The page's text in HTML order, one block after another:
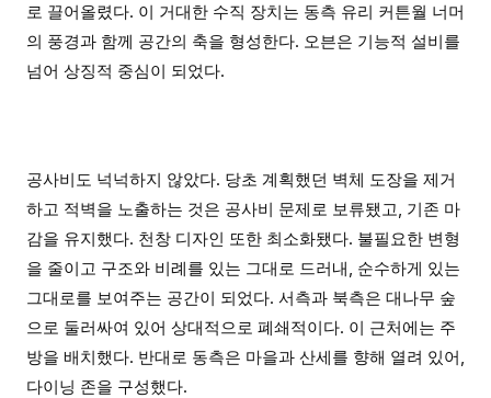
로 끌어올렸다. 이 거대한 수직 장치는 동측 유리 커튼월 너머
의 풍경과 함께 공간의 축을 형성한다. 오븐은 기능적 설비를
넘어 상징적 중심이 되었다.
공사비도 넉넉하지 않았다. 당초 계획했던 벽체 도장을 제거
하고 적벽을 노출하는 것은 공사비 문제로 보류됐고, 기존 마
감을 유지했다. 천창 디자인 또한 최소화됐다. 불필요한 변형
을 줄이고 구조와 비례를 있는 그대로 드러내, 순수하게 있는
그대로를 보여주는 공간이 되었다. 서측과 북측은 대나무 숲
으로 둘러싸여 있어 상대적으로 폐쇄적이다. 이 근처에는 주
방을 배치했다. 반대로 동측은 마을과 산세를 향해 열려 있어,
다이닝 존을 구성했다.